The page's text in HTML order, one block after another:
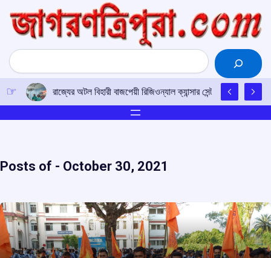
content
Search
চাকমা ভাষার উন্নয়নে সকলকে এগিয়ে আসার আহ্বান
Posts of - October 30, 2021